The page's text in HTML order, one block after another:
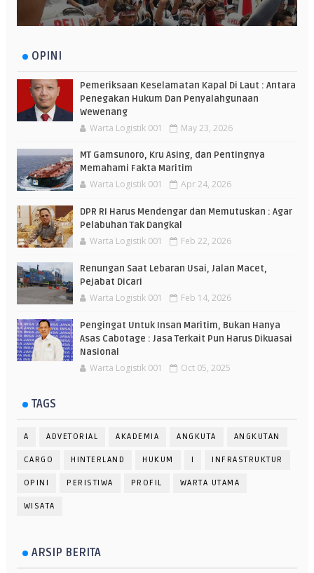
OPINI
Pemeriksaan Keselamatan Kapal Di Laut : Antara
Penegakan Hukum Dan Penyalahgunaan
Wewenang
Warta Logistik 001 May 23, 2026
MT Gamsunoro, Kru Asing, dan Pentingnya
Memahami Fakta Maritim
Warta Logistik 001 Apr 24, 2026
DPR RI Harus Mendengar dan Memutuskan : Agar
Pelabuhan Tak Dangkal
Warta Logistik 001 Feb 22, 2026
Renungan Saat Lebaran Usai, Jalan Macet,
Pejabat Dicari
Warta Logistik 001 Feb 14, 2026
Pengingat Untuk Insan Maritim, Bukan Hanya
Asas Cabotage : Jasa Terkait Pun Harus Dikuasai
Nasional
Warta Logistik 001 Oct 05, 2025
TAGS
A ADVETORIAL AKADEMIA ANGKUTA ANGKUTAN
CARGO HINTERLAND HUKUM I INFRASTRUKTUR
OPINI PERISTIWA PROFIL WARTA UTAMA
WISATA
ARSIP BERITA